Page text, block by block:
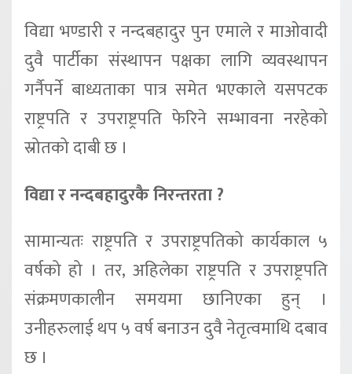
विद्या भण्डारी र नन्दबहादुर पुन एमाले र माओवादी
दुवै पार्टीका संस्थापन पक्षका लागि व्यवस्थापन
गर्नैपर्ने बाध्यताका पात्र समेत भएकाले यसपटक
राष्ट्रपति र उपराष्ट्रपति फेरिने सम्भावना नरहेको
स्रोतको दाबी छ ।
विद्या र नन्दबहादुरकै निरन्तरता ?
सामान्यतः राष्ट्रपति र उपराष्ट्रपतिको कार्यकाल ५
वर्षको हो । तर, अहिलेका राष्ट्रपति र उपराष्ट्रपति
संक्रमणकालीन समयमा छानिएका हुन् ।
उनीहरुलाई थप ५ वर्ष बनाउन दुवै नेतृत्वमाथि दबाव
छ ।